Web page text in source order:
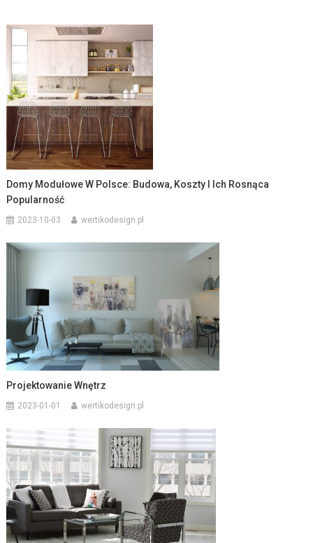
Domy Modułowe W Polsce: Budowa, Koszty I Ich Rosnąca
Popularność
2023-10-03 wertikodesign.pl
Projektowanie Wnętrz
2023-01-01 wertikodesign.pl